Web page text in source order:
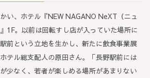
い、ホテル『NEW NAGANO NeXT（ニュ
1F。以前は回転すし店が入っていた場所に
前という立地を生かし、新たに飲食事業展
テル総支配人の原田さん。「長野駅前には
少なく、若者が楽しめる場所があまりない